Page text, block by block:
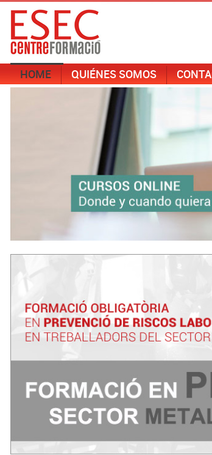
HOME QUIÉNES SOMOS